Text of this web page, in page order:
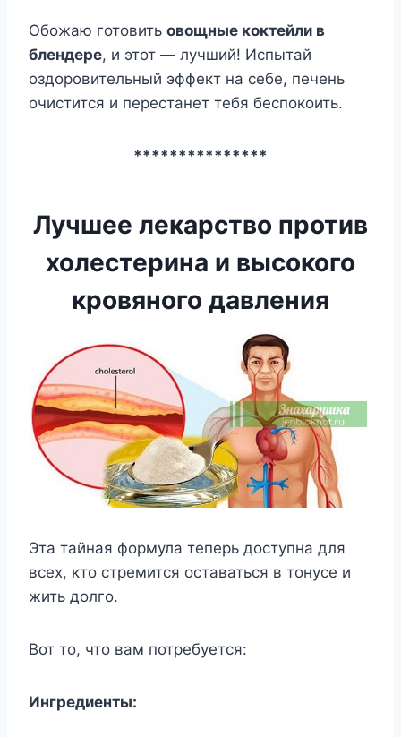
Обожаю готовить овощные коктейли в
блендере, и этот — лучший! Испытай
оздоровительный эффект на себе, печень
очистится и перестанет тебя беспокоить.
***************
Лучшее лекарство против
холестерина и высокого
кровяного давления
Эта тайная формула теперь доступна для
всех, кто стремится оставаться в тонусе и
жить долго.
Вот то, что вам потребуется:
Ингредиенты: